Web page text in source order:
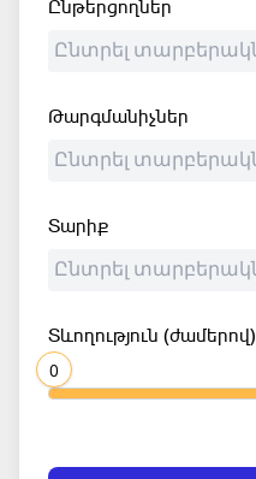
Ընթերցողներ
Թարգմանիչներ
Տարիք
Տևողություն (ժամերով)
0